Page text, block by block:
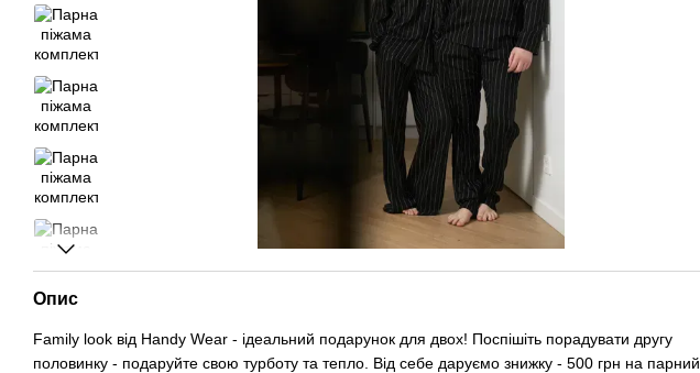
Опис
Family look від Handy Wear - ідеальний подарунок для двох! Поспішіть порадувати другу
половинку - подаруйте свою турботу та тепло. Від себе даруємо знижку - 500 грн на парний